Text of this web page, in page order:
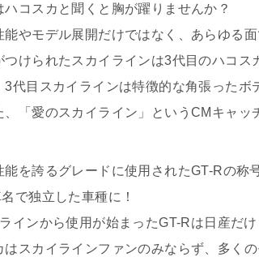
ハコスカと聞くと胸が躍りませんか？
能やモデル展開だけではなく、あらゆる
つけられたスカイラインは3代目のハコ
3代目スカイラインは特徴的な角張った
、「愛のスカイライン」というCMキャッ
能を誇るグレードに使用されたGT-Rの
で独立した車種に！
インから使用が始まったGT-Rは日産だ
はスカイラインファンのみならず、多く